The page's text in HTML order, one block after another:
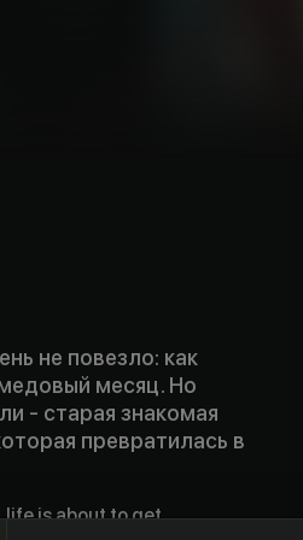
не повезло: как
месяц. Но
- старая знакомая
превратилась в
life is about to get